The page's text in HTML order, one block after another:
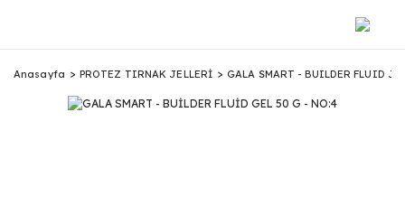
Anasayfa PROTEZ TIRNAK JELLERİ GALA SMART - BUILDER FLUID